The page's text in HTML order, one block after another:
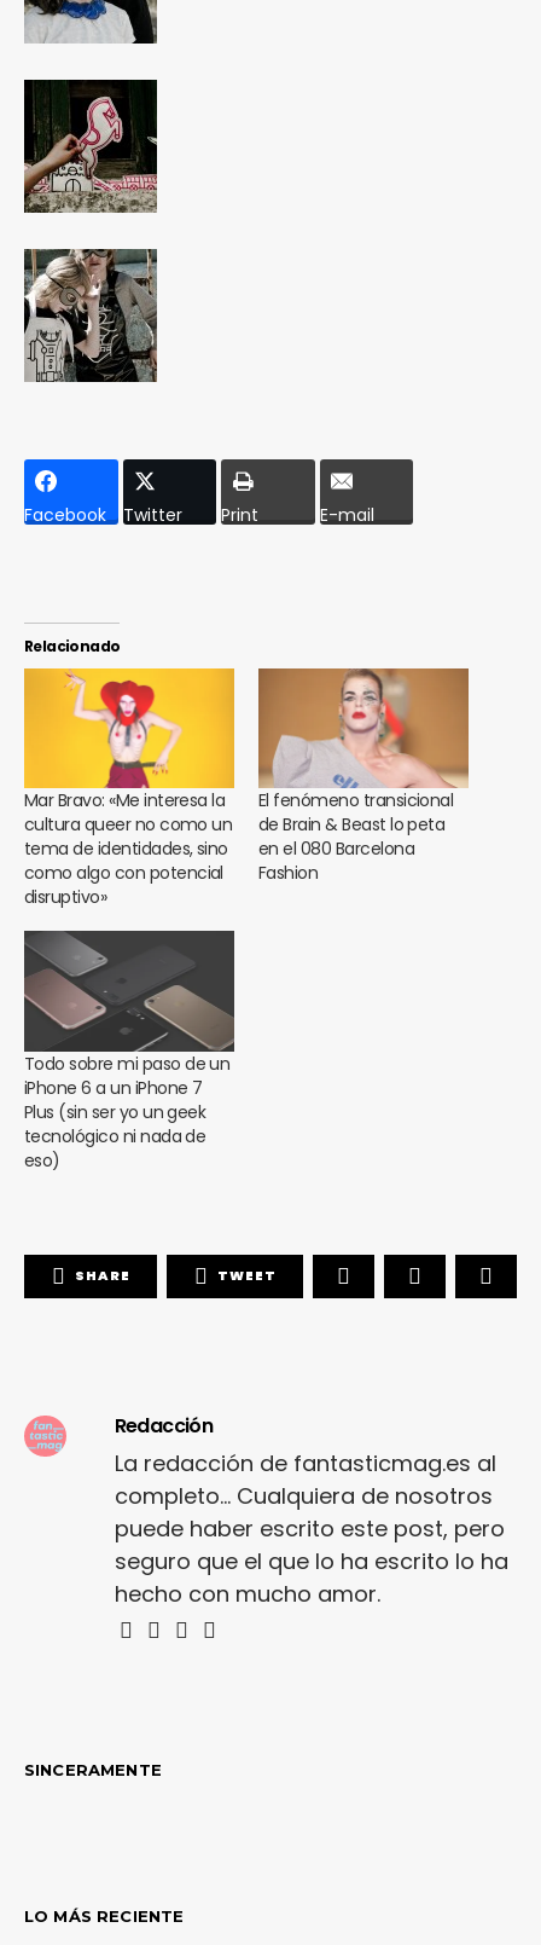
Facebook Twitter Print E-mail
Relacionado
Mar Bravo: «Me interesa la
cultura queer no como un
tema de identidades, sino
como algo con potencial
disruptivo»
El fenómeno transicional
de Brain & Beast lo peta
en el 080 Barcelona
Fashion
Todo sobre mi paso de un
iPhone 6 a un iPhone 7
Plus (sin ser yo un geek
tecnológico ni nada de
eso)
SHARE TWEET
Redacción
La redacción de fantasticmag.es al
completo... Cualquiera de nosotros
puede haber escrito este post, pero
seguro que el que lo ha escrito lo ha
hecho con mucho amor.
SINCERAMENTE
LO MÁS RECIENTE